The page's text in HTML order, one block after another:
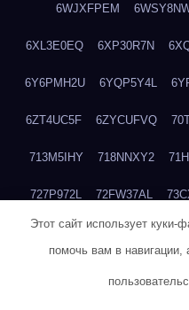
6WJXFPEM
6XL3E0EQ 6XP30R7N
6Y6PMH2U 6YQP5Y4L
6ZT4UC5F 6ZYCUFVQ
713M5IHY 718NNXY2
727P972L 72FW37AL
73VKAF4E 740HGIUK
Этот сайт использует куки-
помочь вам в навигации,